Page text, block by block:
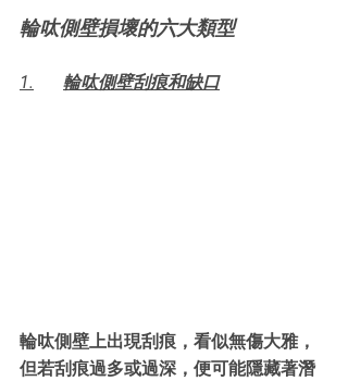
輪呔側壁損壞的六大類型
1.	輪呔側壁刮痕和缺口
輪呔側壁上出現刮痕，看似無傷大雅，
但若刮痕過多或過深，便可能隱藏著潛